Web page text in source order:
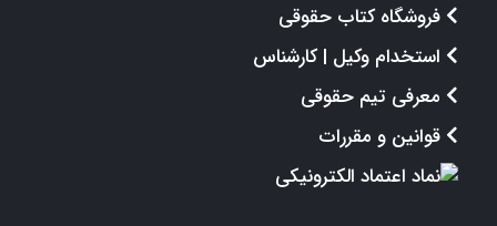
فروشگاه کتاب حقوقی
استخدام وکیل | کارشناس
معرفی تیم حقوقی
قوانین و مقررات